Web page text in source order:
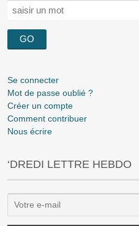
Rechercher :
Se connecter
Mot de passe oublié ?
Créer un compte
Comment contribuer
Nous écrire
‘DREDI LETTRE HEBDO